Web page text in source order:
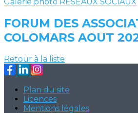
FORUM DES
COLOMARS AOUT
Retour à la liste
Plan du site
Licences
Mentions légales